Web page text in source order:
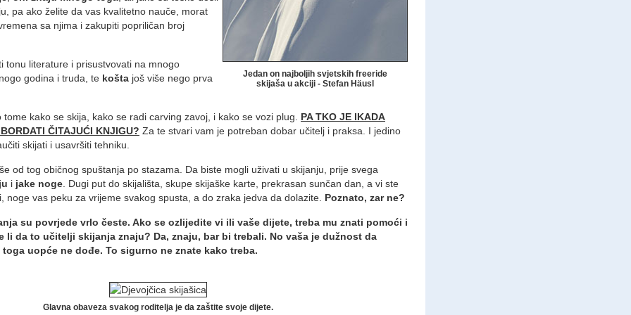
Jedan on najboljih svjetskih freeride
skijaša u akciji - Stefan Häusl
pa ako želite da vas kvalitetno nauče, morat
sa njima i zakupiti popriličan broj
tonu literature i prisustvovati na mnogo
godina i truda, te košta još više nego prva
tome kako se skija, kako se radi carving zavoj, i kako se vozi plug. PA TKO JE IKADA
ČITAJUĆI KNJIGU? Za te stvari vam je potreban dobar učitelj i praksa. I jedino
skijati i usavršiti tehniku.
od tog običnog spuštanja po stazama. Da biste mogli uživati u skijanju, prije svega
i jake noge . Dugi put do skijališta, skupe skijaške karte, prekrasan sunčan dan, a vi ste
noge vas peku za vrijeme svakog spusta, a do zraka jedva da dolazite. Poznato, zar ne?
su povrjede vrlo česte. Ako se ozlijedite vi ili vaše dijete, treba mu znati pomoći i
li da to učitelji skijanja znaju? Da, znaju, bar bi trebali. No vaša je dužnost da
uopće ne dođe. To sigurno ne znate kako treba.
Glavna obaveza svakog roditelja je da zaštite svoje dijete.